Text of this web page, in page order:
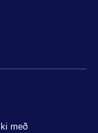
með